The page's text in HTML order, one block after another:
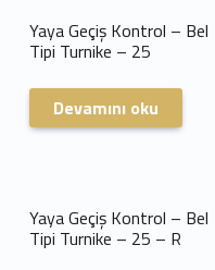
Yaya Geçiş Kontrol – Bel
Tipi Turnike – 25
Devamını oku
Yaya Geçiş Kontrol – Bel
Tipi Turnike – 25 – R